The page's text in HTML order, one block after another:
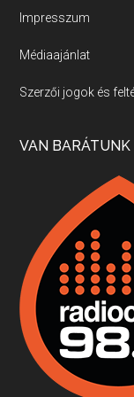
Villány,
Apr 17, 2026 •
Boston,
Apr 9, 2026 • 00:37:17
Apr 3, 2026 •
Impresszum
Médiaajánlat
Szerzői jogok és
VAN BARÁTUNK